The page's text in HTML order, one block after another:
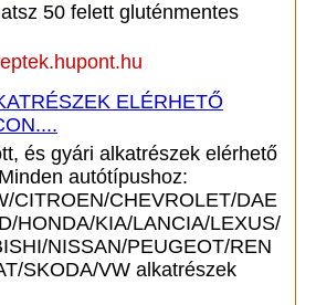
50 felett gluténmentes
ELÉRHETŐ
és gyári alkatrészek elérhető
autótípushoz:
CITROEN/CHEVROLET/DAE
HONDA/KIA/LANCIA/LEXUS/
NISSAN/PEUGEOT/REN
SKODA/VW alkatrészek